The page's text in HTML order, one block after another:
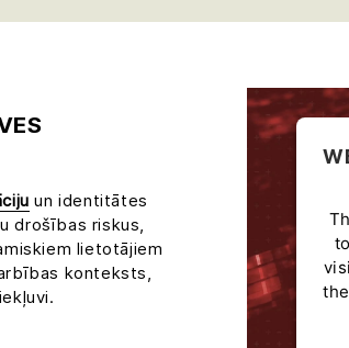
un identitātes
drošības riskus,
lietotājiem
konteksts,